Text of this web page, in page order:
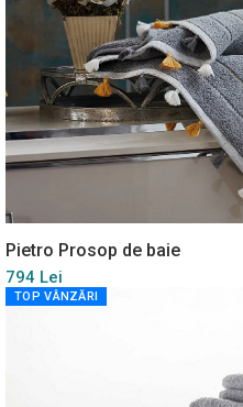
Pietro Prosop de baie
794 Lei
TOP VÂNZĂRI